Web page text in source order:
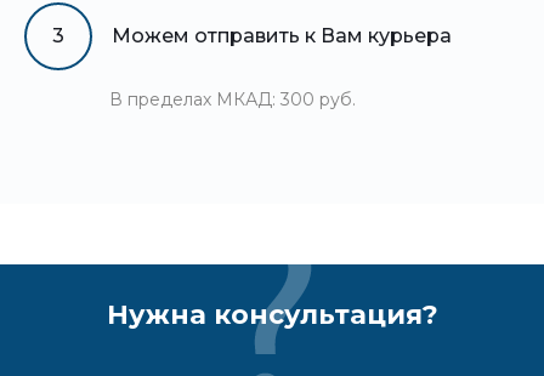
3 Можем отправить к Вам курьера
В пределах МКАД: 300 руб.
Нужна консультация?